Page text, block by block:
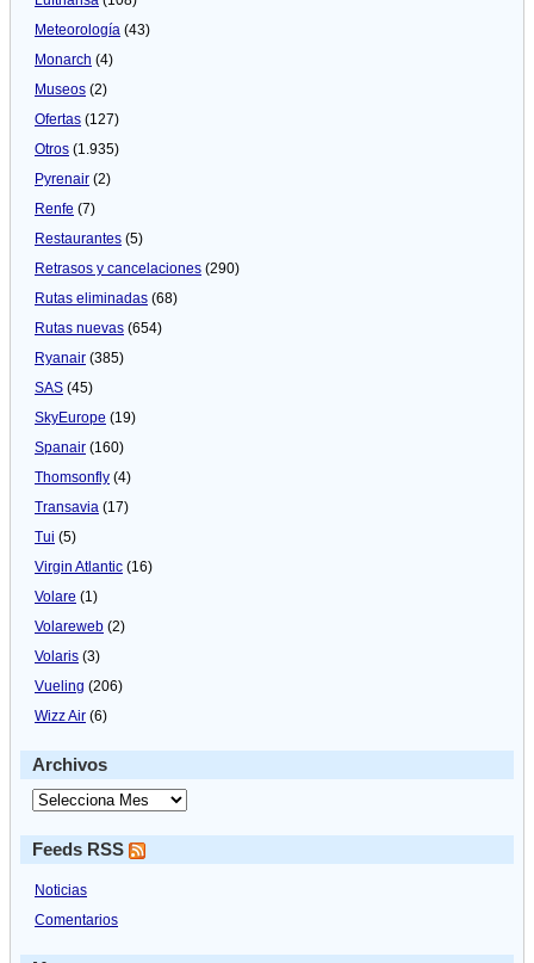
Meteorologí­a (43)
Monarch (4)
Museos (2)
Ofertas (127)
Otros (1.935)
Pyrenair (2)
Renfe (7)
Restaurantes (5)
Retrasos y cancelaciones (290)
Rutas eliminadas (68)
Rutas nuevas (654)
Ryanair (385)
SAS (45)
SkyEurope (19)
Spanair (160)
Thomsonfly (4)
Transavia (17)
Tui (5)
Virgin Atlantic (16)
Volare (1)
Volareweb (2)
Volaris (3)
Vueling (206)
Wizz Air (6)
Archivos
Feeds RSS
Noticias
Comentarios